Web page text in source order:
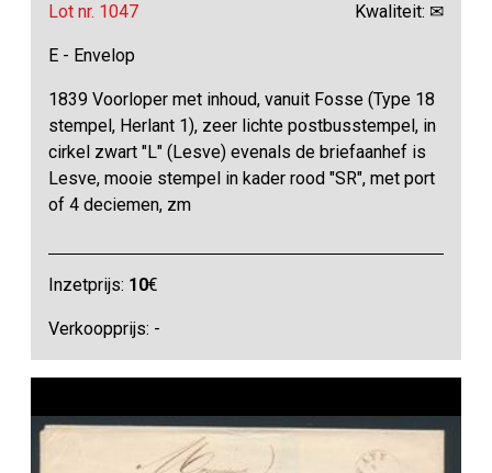
Lot nr. 1047 Kwaliteit: ✉
E - Envelop
1839 Voorloper met inhoud, vanuit Fosse (Type 18
stempel, Herlant 1), zeer lichte postbusstempel, in
cirkel zwart "L" (Lesve) evenals de briefaanhef is
Lesve, mooie stempel in kader rood "SR", met port
of 4 deciemen, zm
Inzetprijs: 10€
Verkoopprijs: -